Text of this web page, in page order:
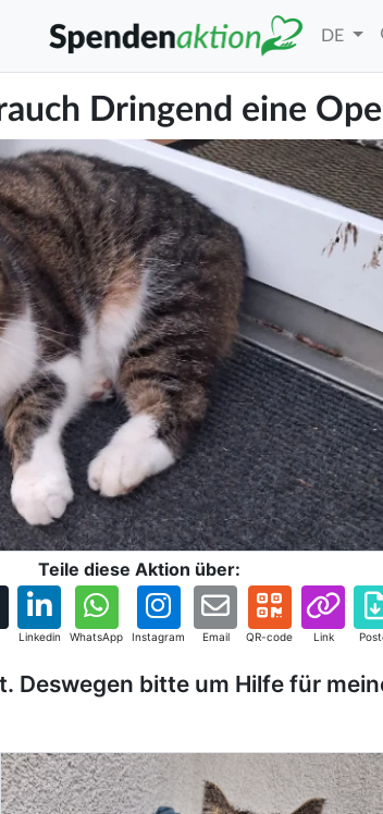
DE
Dringend eine
Teile diese Aktion über:
Linkedin WhatsApp Instagram Email QR-code Link
Deswegen bitte um Hilfe für